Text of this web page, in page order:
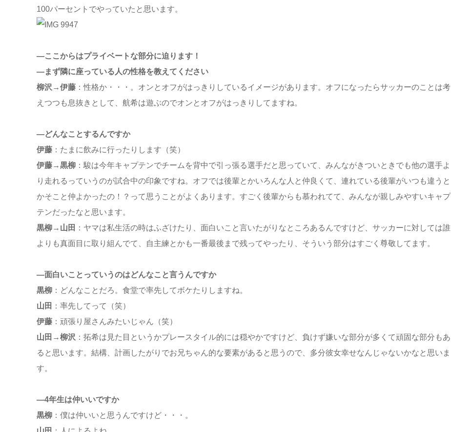
100パーセントでやっていたと思います。
—ここからはプライベートな部分に迫ります！
—まず隣に座っている人の性格を教えてください
柳沢→伊藤：性格か・・・。オンとオフがはっきりしているイメージがあります。オフになったらサッカーのことは考
えつつも息抜きとして、航希は遊ぶのでオンとオフがはっきりしてますね。
—どんなことするんですか
伊藤：たまに飲みに行ったりします（笑）
伊藤→黒柳：駿は今年キャプテンでチームを背中で引っ張る選手だと思っていて、みんながきついときでも他の選手よ
り走れるっていうのが試合中の印象ですね。オフでは後輩とかいろんな人と仲良くて、連れている後輩がいつも違うと
かそこと仲よかったの！？って思うことがよくあります。すごく後輩からも慕われてて、みんなが親しみやすいキャプ
テンだったなと思います。
黒柳→山田 ：ヤマは私生活の時はふざけたり、面白いこと言いたがりなところあるんですけど、サッカーに対しては誰
よりも真面目に取り組んでて、自主練とかも一番最後まで残ってやったり、そういう部分はすごく尊敬してます。
—面白いことっていうのはどんなこと言うんですか
黒柳：どんなことだろ。食堂で率先してボケたりしますね。
山田 ：率先してって（笑）
伊藤：頑張り屋さんみたいじゃん（笑）
山田→柳沢 ：拓希は見た目というかプレースタイル的には穏やかですけど、負けず嫌いな部分が多くて頑固な部分もあ
ると思います。結構、計画したがりでお兄ちゃん的な要素があると思うので、多分彼女幸せなんじゃないかなと思いま
す。
—4年生は仲いいですか
黒柳：僕は仲いいと思うんですけど・・・。